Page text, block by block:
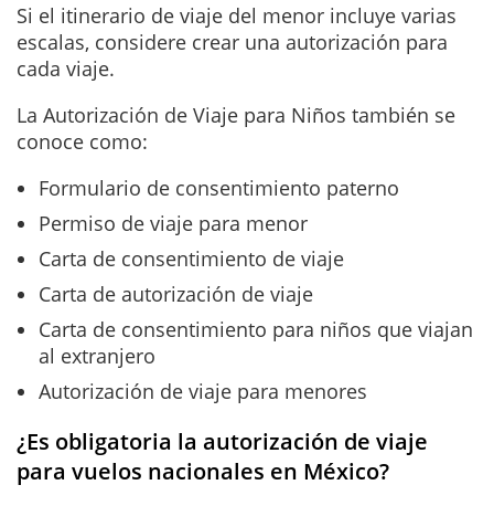
Si el itinerario de viaje del menor incluye varias
escalas, considere crear una autorización para
cada viaje.
La Autorización de Viaje para Niños también se
conoce como:
Formulario de consentimiento paterno
Permiso de viaje para menor
Carta de consentimiento de viaje
Carta de autorización de viaje
Carta de consentimiento para niños que viajan
al extranjero
Autorización de viaje para menores
¿Es obligatoria la autorización de viaje
para vuelos nacionales en México?